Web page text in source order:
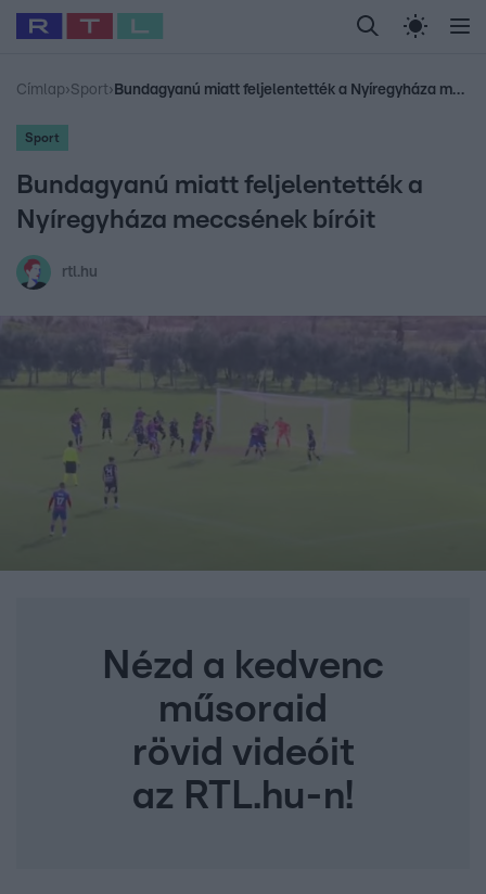
Legfrissebb RTL Híradó Randi Celeb vagyok,
Babits Marcella Most Wanted Gallusz
Címlap›Sport› Bundagyanú miatt feljelentették a Nyíregyháza meccsének bíróit
Sport
Bundagyanú miatt feljelentették a
Nyíregyháza meccsének bíróit
rtl.hu
Nézd a kedvenc
műsoraid
rövid videóit
az RTL.hu-n!